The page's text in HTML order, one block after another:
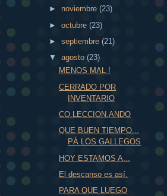
► noviembre (23)
► octubre (23)
► septiembre (21)
▼ agosto (23)
MENOS MAL !
CERRADO POR
INVENTARIO
CO.LECCION.ANDO
QUE BUEN TIEMPO...
PÁ LOS GALLEGOS
HOY ESTAMOS A...
El descanso es así.
PARA QUE LUEGO